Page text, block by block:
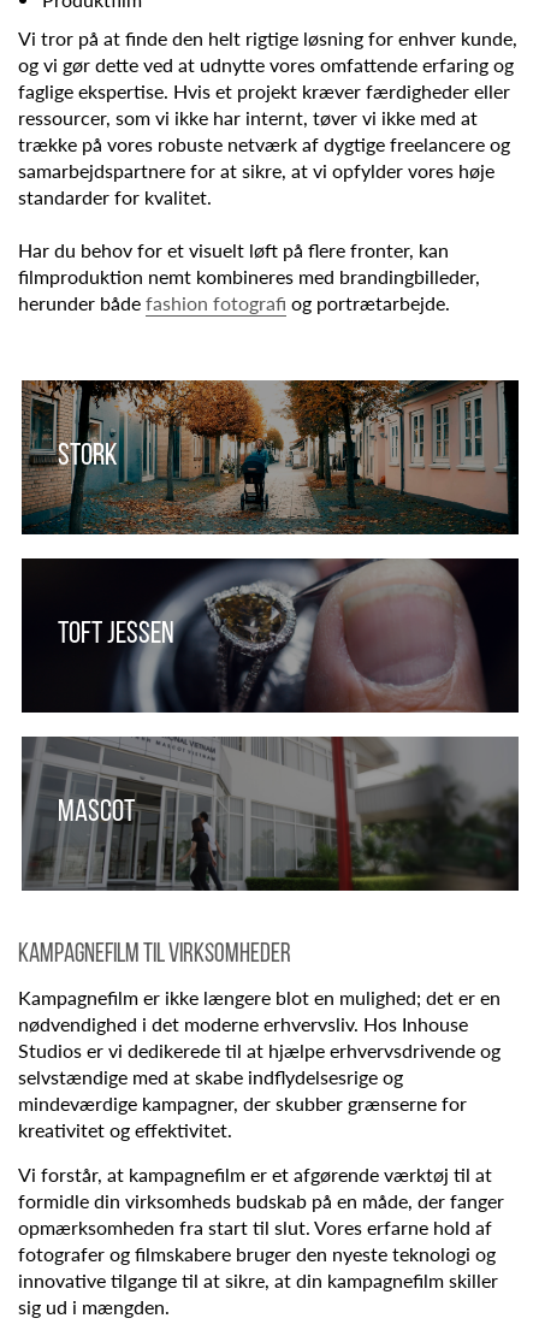
Vi tror på at finde den helt rigtige løsning for enhver kunde,
og vi gør dette ved at udnytte vores omfattende erfaring og
faglige ekspertise. Hvis et projekt kræver færdigheder eller
ressourcer, som vi ikke har internt, tøver vi ikke med at
trække på vores robuste netværk af dygtige freelancere og
samarbejdspartnere for at sikre, at vi opfylder vores høje
standarder for kvalitet.
Har du behov for et visuelt løft på flere fronter, kan
filmproduktion nemt kombineres med brandingbilleder,
herunder bådefashion fotografi og portrætarbejde.
Stork
Toft Jessen
Mascot
KAMPAGNEFILM TIL VIRKSOMHEDER
Kampagnefilm er ikke længere blot en mulighed; det er en
nødvendighed i det moderne erhvervsliv. Hos Inhouse
Studios er vi dedikerede til at hjælpe erhvervsdrivende og
selvstændige med at skabe indflydelsesrige og
mindeværdige kampagner, der skubber grænserne for
kreativitet og effektivitet.
Vi forstår, at kampagnefilm er et afgørende værktøj til at
formidle din virksomheds budskab på en måde, der fanger
opmærksomheden fra start til slut. Vores erfarne hold af
fotografer og filmskabere bruger den nyeste teknologi og
innovative tilgange til at sikre, at din kampagnefilm skiller
sig ud i mængden.